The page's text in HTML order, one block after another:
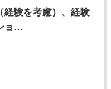
経験を考慮）、経験
ョ…